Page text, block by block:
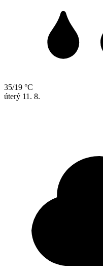
35/19 °C
úterý 11. 8.